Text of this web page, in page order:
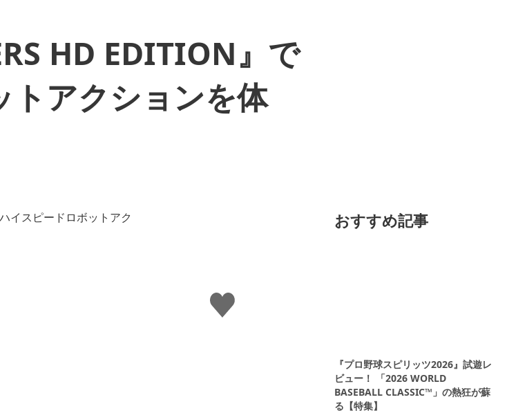
HD EDITION』で
トアクションを体
い
い
おすすめ記事
『プロ野球スピリッツ2026』試遊レ
ビュー！ 「2026 WORLD
BASEBALL CLASSIC™」の熱狂が蘇
る【特集】